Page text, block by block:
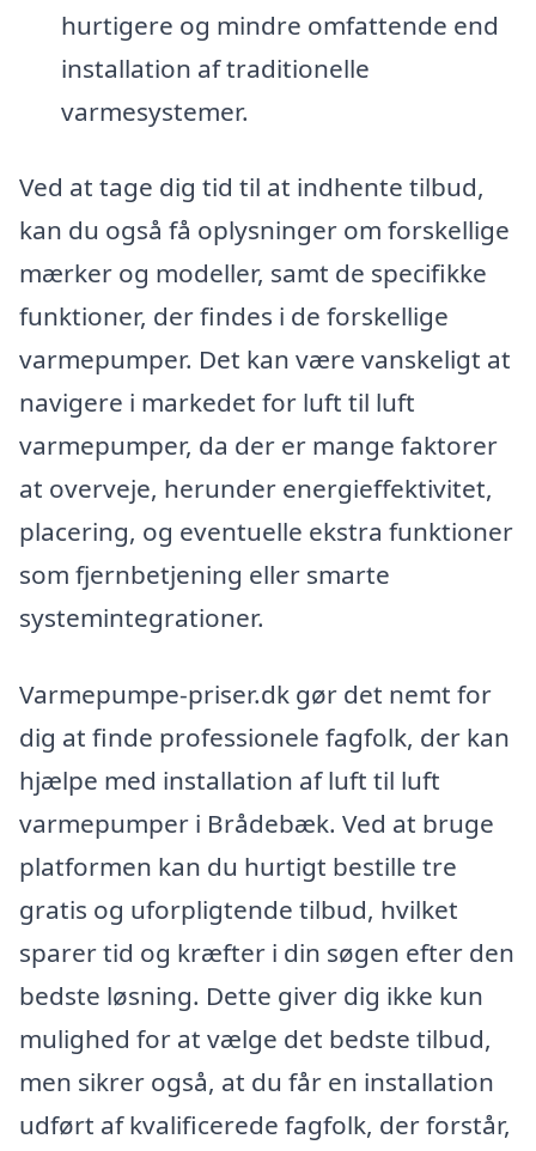
hurtigere og mindre omfattende end
installation af traditionelle
varmesystemer.
Ved at tage dig tid til at indhente tilbud,
kan du også få oplysninger om forskellige
mærker og modeller, samt de specifikke
funktioner, der findes i de forskellige
varmepumper. Det kan være vanskeligt at
navigere i markedet for luft til luft
varmepumper, da der er mange faktorer
at overveje, herunder energieffektivitet,
placering, og eventuelle ekstra funktioner
som fjernbetjening eller smarte
systemintegrationer.
Varmepumpe-priser.dk gør det nemt for
dig at finde professionele fagfolk, der kan
hjælpe med installation af luft til luft
varmepumper i Brådebæk. Ved at bruge
platformen kan du hurtigt bestille tre
gratis og uforpligtende tilbud, hvilket
sparer tid og kræfter i din søgen efter den
bedste løsning. Dette giver dig ikke kun
mulighed for at vælge det bedste tilbud,
men sikrer også, at du får en installation
udført af kvalificerede fagfolk, der forstår,